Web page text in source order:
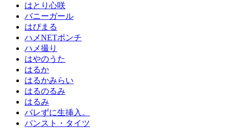
はとり心咲
バニーガール
はぴまる
ハメNETポンチ
ハメ撮り
はやのうた
はるか
はるかみらい
はるのるみ
はるみ
バレずに生挿入。
パンスト・タイツ